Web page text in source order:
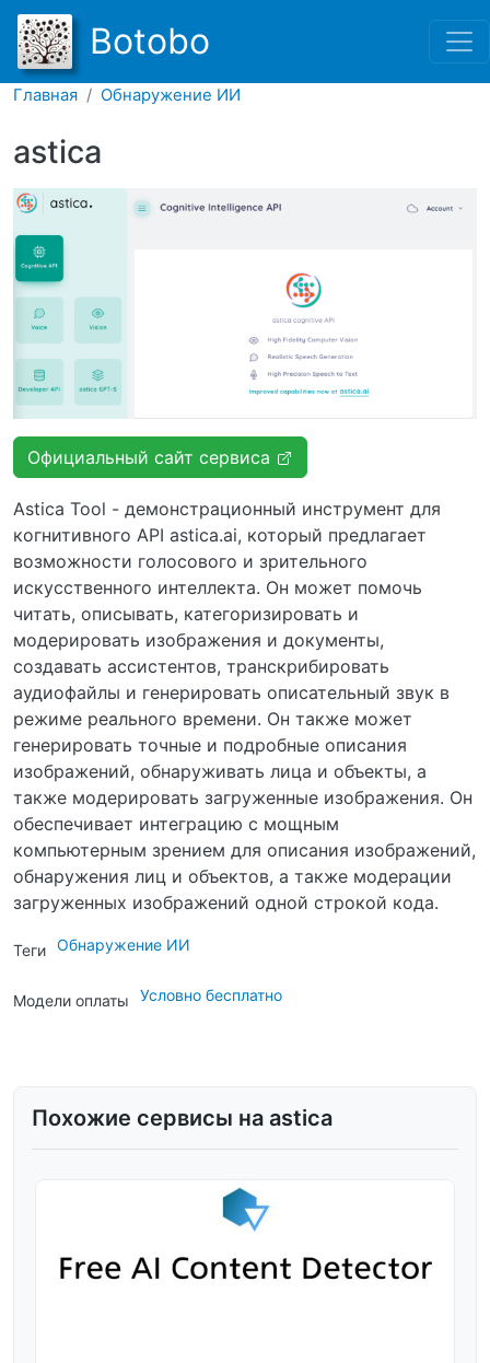
Перейти к основному
Botobo
Главная Обнаружение ИИ
astica
Официальный сайт сервиса
Astica Tool - демонстрационный инструмент для
когнитивного API astica.ai, который предлагает
возможности голосового и зрительного
искусственного интеллекта. Он может помочь
читать, описывать, категоризировать и
модерировать изображения и документы,
создавать ассистентов, транскрибировать
аудиофайлы и генерировать описательный звук в
режиме реального времени. Он также может
генерировать точные и подробные описания
изображений, обнаруживать лица и объекты, а
также модерировать загруженные изображения. Он
обеспечивает интеграцию с мощным
компьютерным зрением для описания изображений,
обнаружения лиц и объектов, а также модерации
загруженных изображений одной строкой кода.
Теги Обнаружение ИИ
Модели оплаты Условно бесплатно
Похожие сервисы на astica